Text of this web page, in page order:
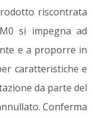
riscontrata
si impegna ad
e a proporre in
caratteristiche e
da parte del
Conferma